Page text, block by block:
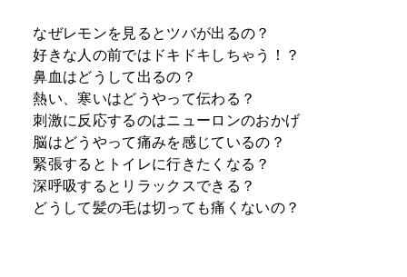
なぜレモンを見るとツバが出るの？
好きな人の前ではドキドキしちゃう！？
鼻血はどうして出るの？
熱い、寒いはどうやって伝わる？
刺激に反応するのはニューロンのおかげ
脳はどうやって痛みを感じているの？
緊張するとトイレに行きたくなる？
深呼吸するとリラックスできる？
どうして髪の毛は切っても痛くないの？